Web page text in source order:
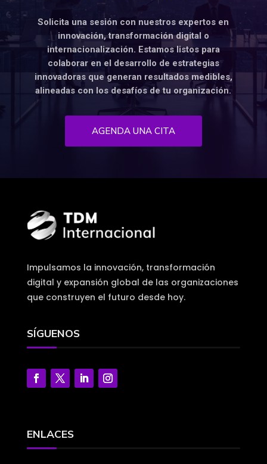
Solicita una sesión con nuestros expertos en
innovación, transformación digital o
internacionalización. Estamos listos para
colaborar en el desarrollo de estrategias
innovadoras que generan resultados medibles,
alineadas con los desafíos de tu organización.
AGENDA UNA CITA
Impulsamos la innovación, transformación
digital y expansión global de las organizaciones
que construyen el futuro desde hoy.
SÍGUENOS
ENLACES